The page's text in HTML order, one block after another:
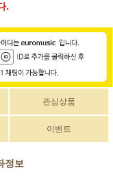
.
관심상품
이벤트
정보